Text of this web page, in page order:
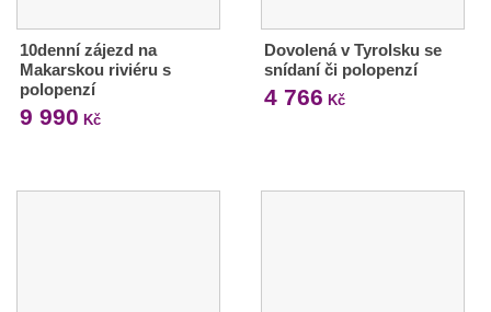
10denní zájezd na
Makarskou riviéru s
polopenzí
9 990 Kč
Dovolená v Tyrolsku se
snídaní či polopenzí
4 766 Kč